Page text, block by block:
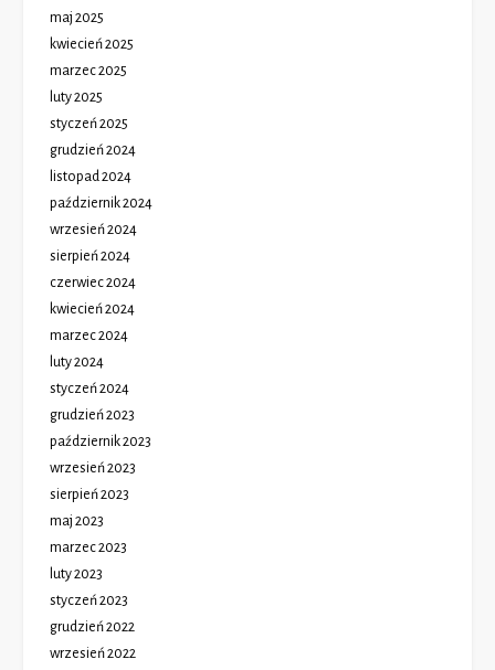
maj 2025
kwiecień 2025
marzec 2025
luty 2025
styczeń 2025
grudzień 2024
listopad 2024
październik 2024
wrzesień 2024
sierpień 2024
czerwiec 2024
kwiecień 2024
marzec 2024
luty 2024
styczeń 2024
grudzień 2023
październik 2023
wrzesień 2023
sierpień 2023
maj 2023
marzec 2023
luty 2023
styczeń 2023
grudzień 2022
wrzesień 2022